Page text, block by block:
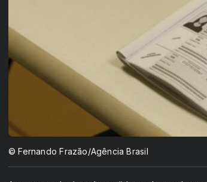
© Fernando Frazão/Agência Brasil